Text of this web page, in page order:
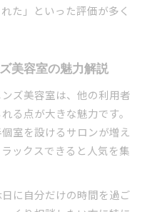
た」といった評価が多く
美容室の魅力解説
ズ美容室は、他の利用者
る点が大きな魅力です。
室を設けるサロンが増え
ックスできると人気を集
に自分だけの時間を過ご